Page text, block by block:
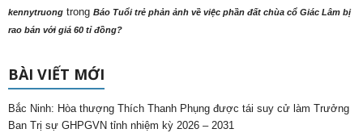
kennytruong trong Báo Tuổi trẻ phản ảnh về việc phần đất chùa cổ Giác Lâm bị
rao bán với giá 60 tỉ đồng?
BÀI VIẾT MỚI
Bắc Ninh: Hòa thượng Thích Thanh Phụng được tái suy cử làm Trưởng
Ban Trị sự GHPGVN tỉnh nhiệm kỳ 2026 – 2031